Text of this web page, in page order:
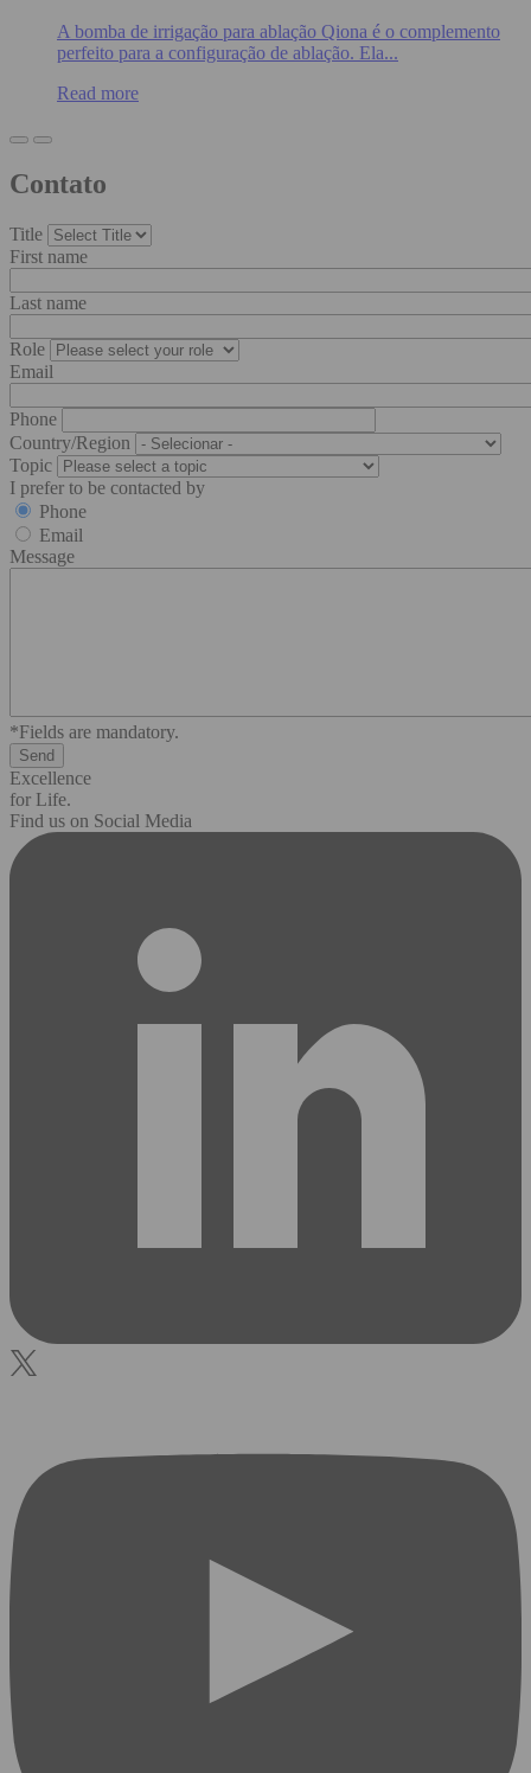
A bomba de irrigação para ablação Qiona é o complemento
perfeito para a configuração de ablação. Ela...
Read more
Contato
Title
First name
Last name
Role
Email
Phone
Country/Region
Topic
I prefer to be contacted by
Phone
Email
Message
*Fields are mandatory.
Excellence
for Life.
Find us on Social Media